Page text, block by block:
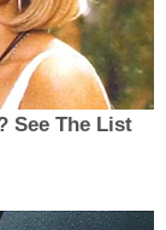
See The List